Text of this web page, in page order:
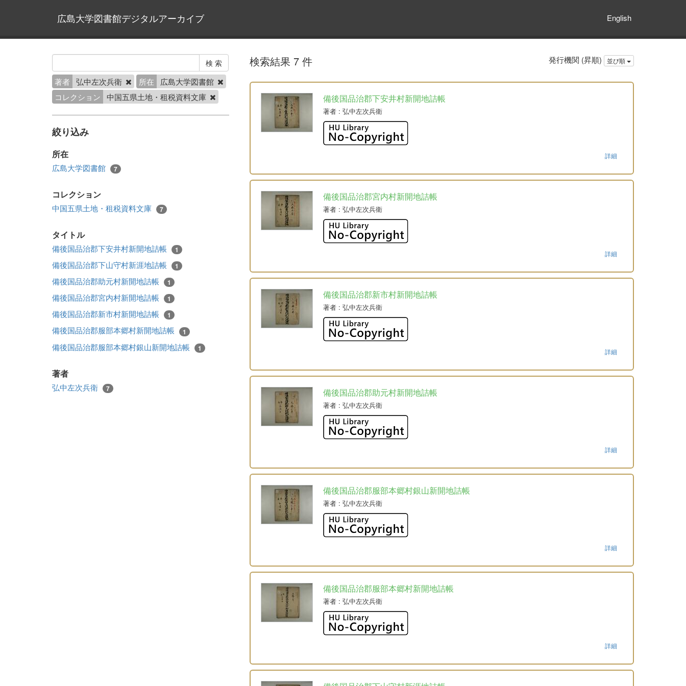
広島大学図書館デジタルアーカイブ English
著者 弘中左次兵衛 所在
広島大学図書館
コレクション
中国五県土地・租税資料文庫
絞り込み
所在
広島大学図書館 7
コレクション
中国五県土地・租税資料文庫 7
タイトル
備後国品治郡下安井村新開地詰帳 1
備後国品治郡下山守村新涯地詰帳 1
備後国品治郡助元村新開地詰帳 1
備後国品治郡宮内村新開地詰帳 1
備後国品治郡新市村新開地詰帳 1
備後国品治郡服部本郷村新開地詰帳 1
備後国品治郡服部本郷村銀山新開地詰帳 1
著者
弘中左次兵衛 7
検索結果 7 件 発行機関 (昇順) 並び順
備後国品治郡下安井村新開地詰帳
著者: 弘中左次兵衛
詳細
備後国品治郡宮内村新開地詰帳
著者: 弘中左次兵衛
詳細
備後国品治郡新市村新開地詰帳
著者: 弘中左次兵衛
詳細
備後国品治郡助元村新開地詰帳
著者: 弘中左次兵衛
詳細
備後国品治郡服部本郷村銀山新開地詰帳
著者: 弘中左次兵衛
詳細
備後国品治郡服部本郷村新開地詰帳
著者: 弘中左次兵衛
詳細